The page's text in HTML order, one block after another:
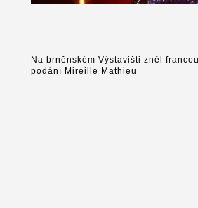
Na brněnském Výstavišti zněl
podání Mireille Mathieu